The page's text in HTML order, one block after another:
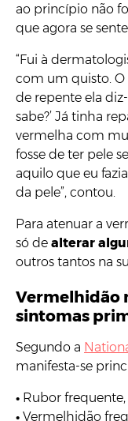
ao princípio não
que agora se
“Fui à
com um quisto. O
de repente ela
sabe?’ Já tinha
vermelha com
fosse de ter pele
aquilo que eu
da pele”, contou.
Para atenuar a
só de alterar
outros tantos na
Vermelhidão
sintomas
Segundo a
manifesta-se
• Rubor
• Vermelhidão